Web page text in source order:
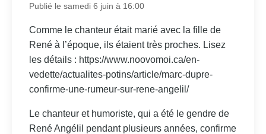
Publié le samedi 6 juin à 16:00
Comme le chanteur était marié avec la fille de
René à l’époque, ils étaient très proches. Lisez
les détails : https://www.noovomoi.ca/en-
vedette/actualites-potins/article/marc-dupre-
confirme-une-rumeur-sur-rene-angelil/
Le chanteur et humoriste, qui a été le gendre de
René Angélil pendant plusieurs années, confirme